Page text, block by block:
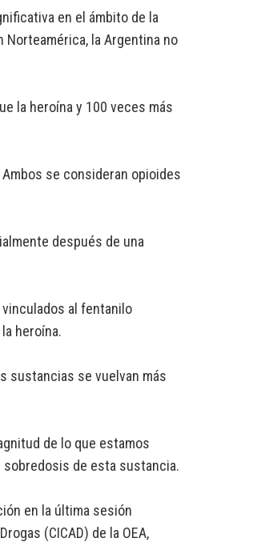
en el ámbito de la
la Argentina no
la heroína y 100 veces más
se consideran opioides
después de una
al fentanilo
heroína.
sustancias se vuelvan más
de lo que estamos
de esta sustancia.
en la última sesión
(CICAD) de la OEA,